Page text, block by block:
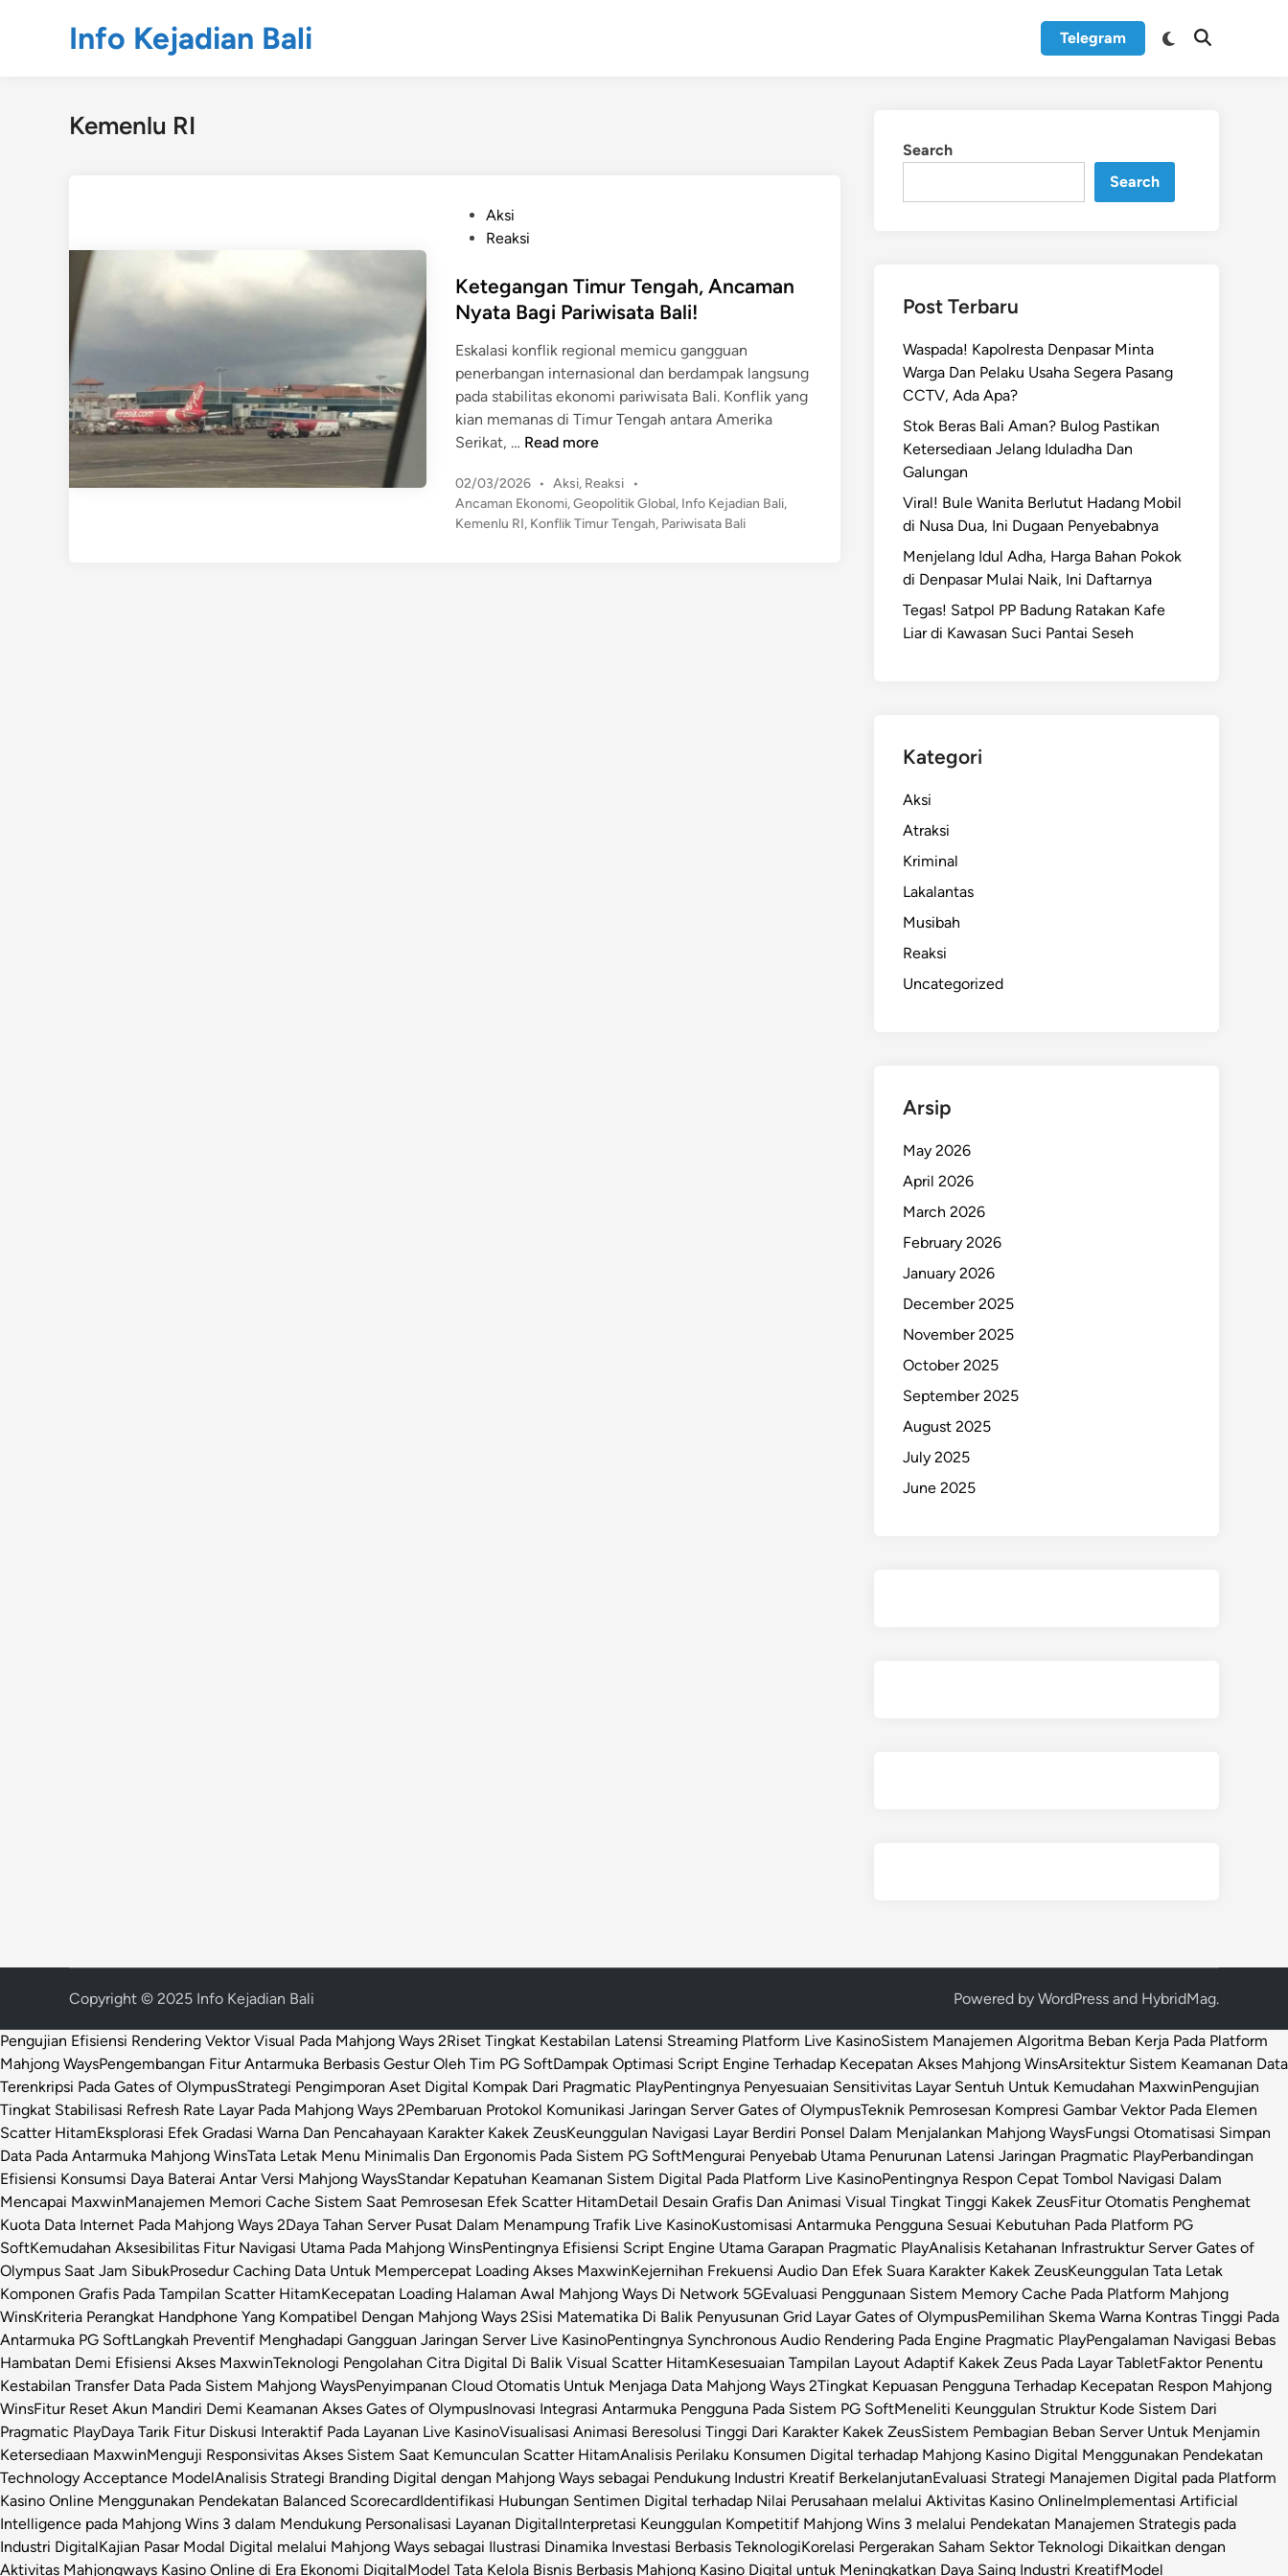
Info Kejadian Bali Telegram
Switch
Open
Kemenlu RI
t
e
i
n
Aksi
Reaksi
Ketegangan Timur Tengah, Ancaman
Nyata Bagi Pariwisata Bali!
Eskalasi konflik regional memicu gangguan
penerbangan internasional dan berdampak langsung
pada stabilitas ekonomi pariwisata Bali. ​Konflik yang
kian memanas di Timur Tengah antara Amerika
Serikat, … K
t
e
g
Read more
02/03/2026 • P
o
s
Aksi, Reaksi
•
Ancaman Ekonomi,Geopolitik Global, Info Kejadian Bali,
Kemenlu RI, Konflik Timur Tengah, Pariwisata Bali
Search
Search
Post Terbaru
Waspada! Kapolresta Denpasar Minta
Warga Dan Pelaku Usaha Segera Pasang
CCTV, Ada Apa?
Stok Beras Bali Aman? Bulog Pastikan
Ketersediaan Jelang Iduladha Dan
Galungan
Viral! Bule Wanita Berlutut Hadang Mobil
di Nusa Dua, Ini Dugaan Penyebabnya
Menjelang Idul Adha, Harga Bahan Pokok
di Denpasar Mulai Naik, Ini Daftarnya
Tegas! Satpol PP Badung Ratakan Kafe
Liar di Kawasan Suci Pantai Seseh
Kategori
Aksi
Atraksi
Kriminal
Lakalantas
Musibah
Reaksi
Uncategorized
Arsip
May 2026
April 2026
March 2026
February 2026
January 2026
December 2025
November 2025
October 2025
September 2025
August 2025
July 2025
June 2025
Copyright © 2025 Info Kejadian Bali Powered by WordPress and HybridMag.
Pengujian Efisiensi Rendering Vektor Visual Pada Mahjong Ways 2Riset Tingkat Kestabilan Latensi Streaming Platform Live KasinoSistem Manajemen Algoritma Beban Kerja Pada Platform
Mahjong WaysPengembangan Fitur Antarmuka Berbasis Gestur Oleh Tim PG SoftDampak Optimasi Script Engine Terhadap Kecepatan Akses Mahjong WinsArsitektur Sistem Keamanan Data
Terenkripsi Pada Gates of OlympusStrategi Pengimporan Aset Digital Kompak Dari Pragmatic PlayPentingnya Penyesuaian Sensitivitas Layar Sentuh Untuk Kemudahan MaxwinPengujian
Tingkat Stabilisasi Refresh Rate Layar Pada Mahjong Ways 2Pembaruan Protokol Komunikasi Jaringan Server Gates of OlympusTeknik Pemrosesan Kompresi Gambar Vektor Pada Elemen
Scatter HitamEksplorasi Efek Gradasi Warna Dan Pencahayaan Karakter Kakek ZeusKeunggulan Navigasi Layar Berdiri Ponsel Dalam Menjalankan Mahjong WaysFungsi Otomatisasi Simpan
Data Pada Antarmuka Mahjong WinsTata Letak Menu Minimalis Dan Ergonomis Pada Sistem PG SoftMengurai Penyebab Utama Penurunan Latensi Jaringan Pragmatic PlayPerbandingan
Efisiensi Konsumsi Daya Baterai Antar Versi Mahjong WaysStandar Kepatuhan Keamanan Sistem Digital Pada Platform Live KasinoPentingnya Respon Cepat Tombol Navigasi Dalam
Mencapai MaxwinManajemen Memori Cache Sistem Saat Pemrosesan Efek Scatter HitamDetail Desain Grafis Dan Animasi Visual Tingkat Tinggi Kakek ZeusFitur Otomatis Penghemat
Kuota Data Internet Pada Mahjong Ways 2Daya Tahan Server Pusat Dalam Menampung Trafik Live KasinoKustomisasi Antarmuka Pengguna Sesuai Kebutuhan Pada Platform PG
SoftKemudahan Aksesibilitas Fitur Navigasi Utama Pada Mahjong WinsPentingnya Efisiensi Script Engine Utama Garapan Pragmatic PlayAnalisis Ketahanan Infrastruktur Server Gates of
Olympus Saat Jam SibukProsedur Caching Data Untuk Mempercepat Loading Akses MaxwinKejernihan Frekuensi Audio Dan Efek Suara Karakter Kakek ZeusKeunggulan Tata Letak
Komponen Grafis Pada Tampilan Scatter HitamKecepatan Loading Halaman Awal Mahjong Ways Di Network 5GEvaluasi Penggunaan Sistem Memory Cache Pada Platform Mahjong
WinsKriteria Perangkat Handphone Yang Kompatibel Dengan Mahjong Ways 2Sisi Matematika Di Balik Penyusunan Grid Layar Gates of OlympusPemilihan Skema Warna Kontras Tinggi Pada
Antarmuka PG SoftLangkah Preventif Menghadapi Gangguan Jaringan Server Live KasinoPentingnya Synchronous Audio Rendering Pada Engine Pragmatic PlayPengalaman Navigasi Bebas
Hambatan Demi Efisiensi Akses MaxwinTeknologi Pengolahan Citra Digital Di Balik Visual Scatter HitamKesesuaian Tampilan Layout Adaptif Kakek Zeus Pada Layar TabletFaktor Penentu
Kestabilan Transfer Data Pada Sistem Mahjong WaysPenyimpanan Cloud Otomatis Untuk Menjaga Data Mahjong Ways 2Tingkat Kepuasan Pengguna Terhadap Kecepatan Respon Mahjong
WinsFitur Reset Akun Mandiri Demi Keamanan Akses Gates of OlympusInovasi Integrasi Antarmuka Pengguna Pada Sistem PG SoftMeneliti Keunggulan Struktur Kode Sistem Dari
Pragmatic PlayDaya Tarik Fitur Diskusi Interaktif Pada Layanan Live KasinoVisualisasi Animasi Beresolusi Tinggi Dari Karakter Kakek ZeusSistem Pembagian Beban Server Untuk Menjamin
Ketersediaan MaxwinMenguji Responsivitas Akses Sistem Saat Kemunculan Scatter HitamAnalisis Perilaku Konsumen Digital terhadap Mahjong Kasino Digital Menggunakan Pendekatan
Technology Acceptance ModelAnalisis Strategi Branding Digital dengan Mahjong Ways sebagai Pendukung Industri Kreatif BerkelanjutanEvaluasi Strategi Manajemen Digital pada Platform
Kasino Online Menggunakan Pendekatan Balanced ScorecardIdentifikasi Hubungan Sentimen Digital terhadap Nilai Perusahaan melalui Aktivitas Kasino OnlineImplementasi Artificial
Intelligence pada Mahjong Wins 3 dalam Mendukung Personalisasi Layanan DigitalInterpretasi Keunggulan Kompetitif Mahjong Wins 3 melalui Pendekatan Manajemen Strategis pada
Industri DigitalKajian Pasar Modal Digital melalui Mahjong Ways sebagai Ilustrasi Dinamika Investasi Berbasis TeknologiKorelasi Pergerakan Saham Sektor Teknologi Dikaitkan dengan
Aktivitas Mahjongways Kasino Online di Era Ekonomi DigitalModel Tata Kelola Bisnis Berbasis Mahjong Kasino Digital untuk Meningkatkan Daya Saing Industri KreatifModel